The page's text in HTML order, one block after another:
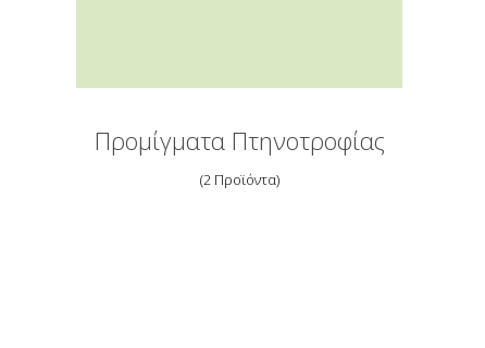
Προμίγματα Πτηνοτροφίας
2 Προϊόντα